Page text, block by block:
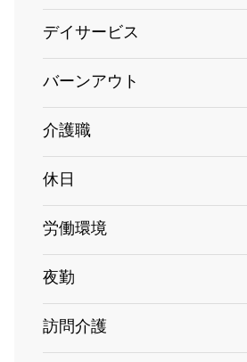
デイサービス
バーンアウト
介護職
休日
労働環境
夜勤
訪問介護